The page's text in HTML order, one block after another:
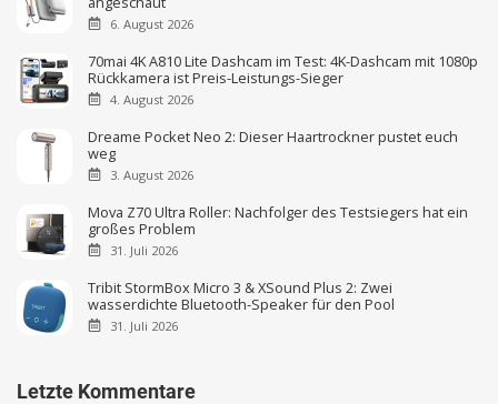
6. August 2026
70mai 4K A810 Lite Dashcam im Test: 4K-Dashcam mit 1080p
Rückkamera ist Preis-Leistungs-Sieger
4. August 2026
Dreame Pocket Neo 2: Dieser Haartrockner pustet euch
weg
3. August 2026
Mova Z70 Ultra Roller: Nachfolger des Testsiegers hat ein
großes Problem
31. Juli 2026
Tribit StormBox Micro 3 & XSound Plus 2: Zwei
wasserdichte Bluetooth-Speaker für den Pool
31. Juli 2026
Letzte Kommentare